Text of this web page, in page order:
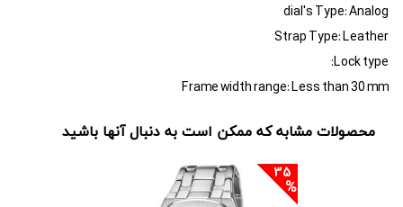
dial's Type: Analog
Strap Type: Leather
Lock type:
Frame width range: Less than 30 mm
محصولات مشابه که ممکن است به دنبال آنها باشید
35